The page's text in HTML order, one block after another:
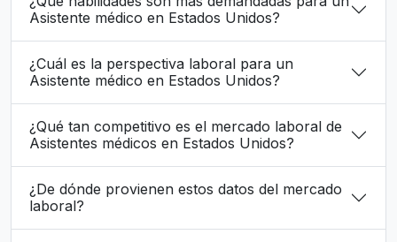
Asistente médico en Estados Unidos?
¿Cuál es la perspectiva laboral para un
Asistente médico en Estados Unidos?
¿Qué tan competitivo es el mercado laboral de
Asistentes médicos en Estados Unidos?
¿De dónde provienen estos datos del mercado
laboral?